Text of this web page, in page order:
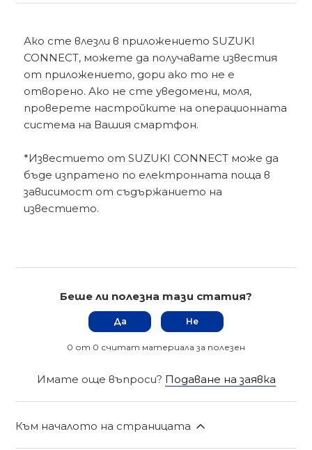
Ако сте влезли в приложението SUZUKI
CONNECT, можете да получавате известия
от приложението, дори ако то не е
отворено. Ако не сте уведомени, моля,
проверете настройките на операционната
система на Вашия смартфон.
*Известието от SUZUKI CONNECT може да
бъде изпратено по електронната поща в
зависимост от съдържанието на
известието.
Беше ли полезна тази статия?
Да Не
0 от 0 считат материала за полезен
Имате още въпроси? Подаване на заявка
Към началото на страницата